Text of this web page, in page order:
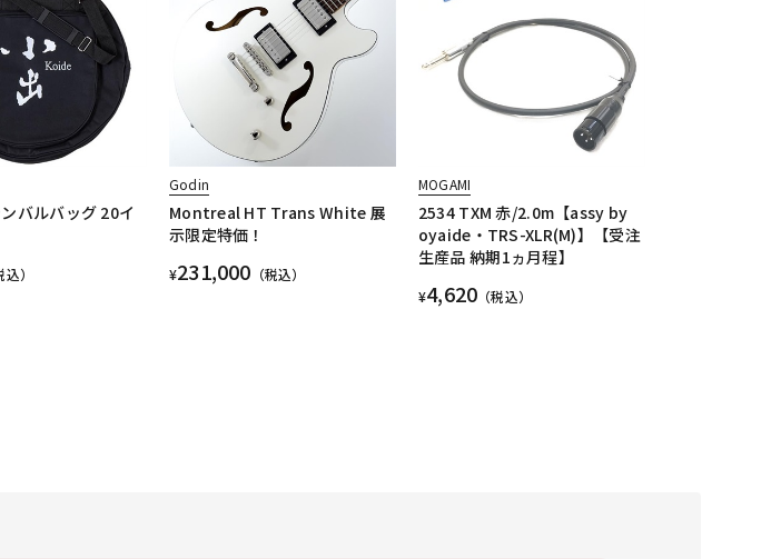
バルバッグ 20イ
込）
Godin
Montreal HT Trans White 展
示限定特価！
¥231,000 （税込）
MOGAMI
2534 TXM 赤/2.0m【assy by
oyaide・TRS-XLR(M)】【受注
生産品 納期1ヵ月程】
¥4,620 （税込）